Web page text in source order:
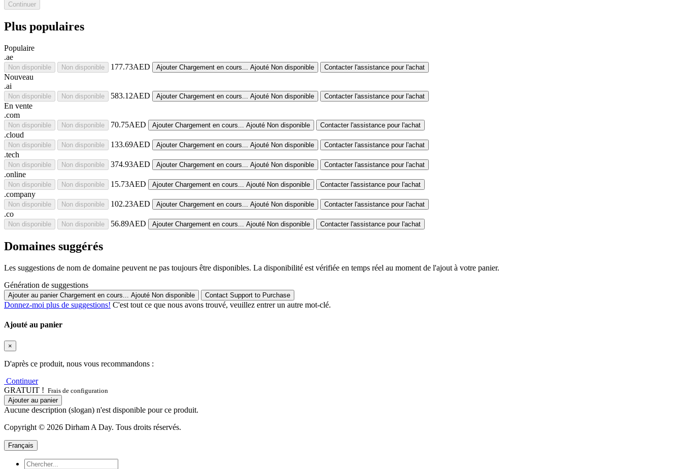
Continuer
Plus populaires
Populaire
.ae
Non disponible Non disponible 177.73AED Ajouter Chargement en cours... Ajouté Non disponible Contacter l'assistance pour l'achat
Nouveau
.ai
Non disponible Non disponible 583.12AED Ajouter Chargement en cours... Ajouté Non disponible Contacter l'assistance pour l'achat
En vente
.com
Non disponible Non disponible 70.75AED Ajouter Chargement en cours... Ajouté Non disponible Contacter l'assistance pour l'achat
.cloud
Non disponible Non disponible 133.69AED Ajouter Chargement en cours... Ajouté Non disponible Contacter l'assistance pour l'achat
.tech
Non disponible Non disponible 374.93AED Ajouter Chargement en cours... Ajouté Non disponible Contacter l'assistance pour l'achat
.online
Non disponible Non disponible 15.73AED Ajouter Chargement en cours... Ajouté Non disponible Contacter l'assistance pour l'achat
.company
Non disponible Non disponible 102.23AED Ajouter Chargement en cours... Ajouté Non disponible Contacter l'assistance pour l'achat
.co
Non disponible Non disponible 56.89AED Ajouter Chargement en cours... Ajouté Non disponible Contacter l'assistance pour l'achat
Domaines suggérés
Les suggestions de nom de domaine peuvent ne pas toujours être disponibles. La disponibilité est vérifiée en temps réel au moment de l'ajout à votre panier.
Génération de suggestions
Ajouter au panier Chargement en cours... Ajouté Non disponible Contact Support to Purchase
Donnez-moi plus de suggestions! C'est tout ce que nous avons trouvé, veuillez entrer un autre mot-clé.
Ajouté au panier
×
D'après ce produit, nous vous recommandons :
Continuer
GRATUIT ! Frais de configuration
Ajouter au panier
Aucune description (slogan) n'est disponible pour ce produit.
Copyright © 2026 Dirham A Day. Tous droits réservés.
Français